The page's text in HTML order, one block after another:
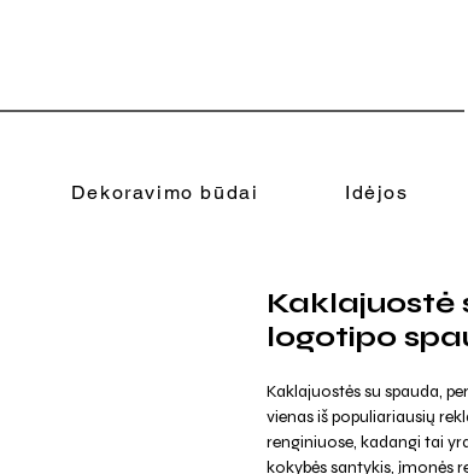
Dekoravimo būdai Idėjos
Kaklajuostė
logotipo
Kaklajuostės su spauda,
vienas iš populiariausių
renginiuose, kadangi tai
kokybės santykis, įmonės